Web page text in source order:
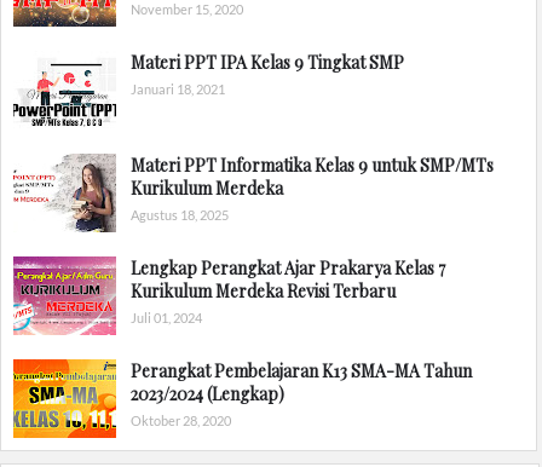
November 15, 2020
Materi PPT IPA Kelas 9 Tingkat SMP
Januari 18, 2021
Materi PPT Informatika Kelas 9 untuk SMP/MTs
Kurikulum Merdeka
Agustus 18, 2025
Lengkap Perangkat Ajar Prakarya Kelas 7
Kurikulum Merdeka Revisi Terbaru
Juli 01, 2024
Perangkat Pembelajaran K13 SMA-MA Tahun
2023/2024 (Lengkap)
Oktober 28, 2020